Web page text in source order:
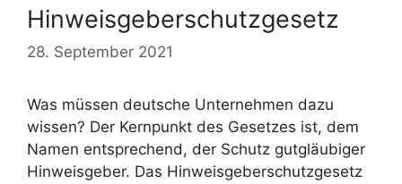
Hinweisgeberschutzgesetz
28. September 2021
Was müssen deutsche Unternehmen dazu
wissen? Der Kernpunkt des Gesetzes ist, dem
Namen entsprechend, der Schutz gutgläubiger
Hinweisgeber. Das Hinweisgeberschutzgesetz